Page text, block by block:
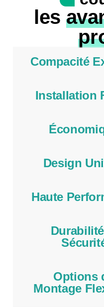
les
Compacité
Installation
Design
Haute
Options
Montage